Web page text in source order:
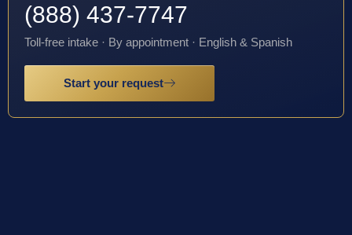
(888) 437-7747
Toll-free intake · By appointment · English & Spanish
Start your request